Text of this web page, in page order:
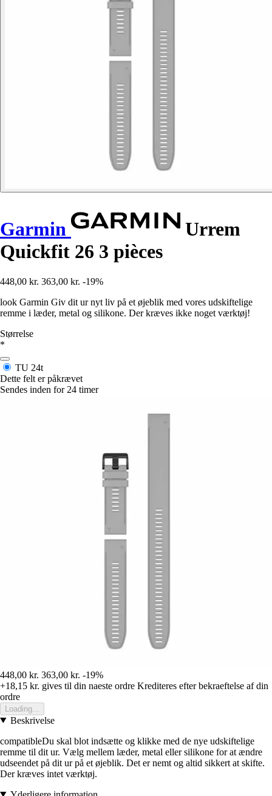
Garmin
Urrem
Quickfit 26 3 pièces
448,00 kr. 363,00 kr. -19%
look Garmin Giv dit ur nyt liv på et øjeblik med vores udskiftelige
remme i læder, metal og silikone. Der kræves ikke noget værktøj!
Størrelse
*
TU 24t
Dette felt er påkrævet
Sendes inden for 24 timer
448,00 kr. 363,00 kr. -19%
+18,15 kr. gives til din naeste ordre Krediteres efter bekraeftelse af din
ordre
Loading...
Beskrivelse
compatibleDu skal blot indsætte og klikke med de nye udskiftelige
remme til dit ur. Vælg mellem læder, metal eller silikone for at ændre
udseendet på dit ur på et øjeblik. Det er nemt og altid sikkert at skifte.
Der kræves intet værktøj.